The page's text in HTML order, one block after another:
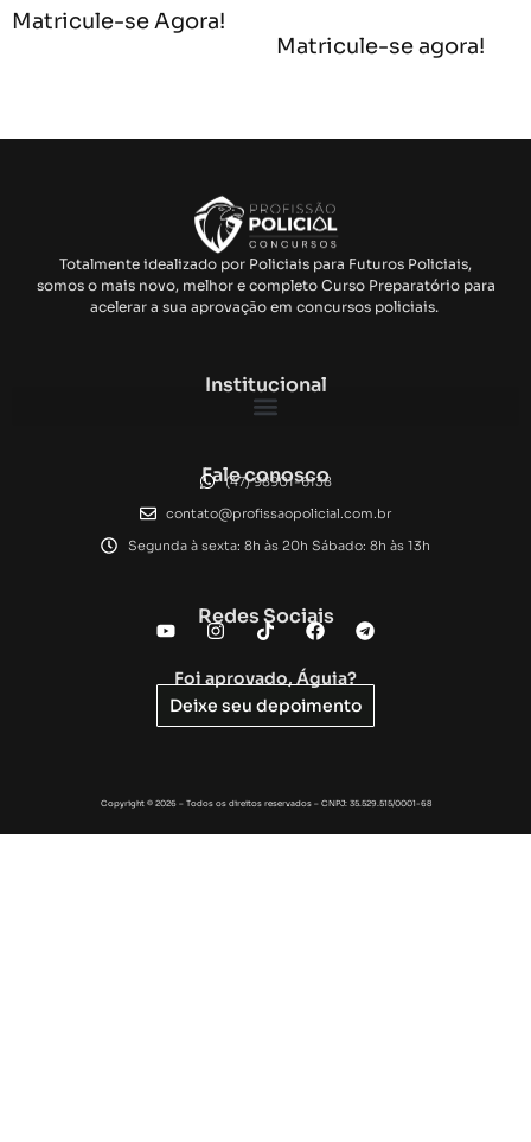
Matricule-se Agora!
Matricule-se agora!
Totalmente idealizado por Policiais para Futuros Policiais,
somos o mais novo, melhor e completo Curso Preparatório para
acelerar a sua aprovação em concursos policiais.
Institucional
Fale conosco
(47) 98901-6138
contato@profissaopolicial.com.br
Segunda à sexta: 8h às 20h Sábado: 8h às 13h
Redes Sociais
Foi aprovado, Águia?
Deixe seu depoimento
Copyright © 2026 – Todos os direitos reservados – CNPJ: 35.529.515/0001-68